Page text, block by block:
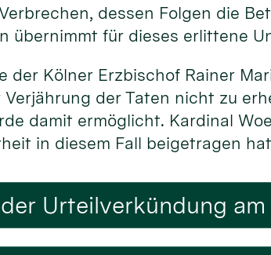
dessen Folgen die
übernimmt für dieses erlittene
der Kölner Erzbischof Rainer
der Taten nicht zu
damit ermöglicht. Kardinal
in diesem Fall beigetragen
Urteilverkündung